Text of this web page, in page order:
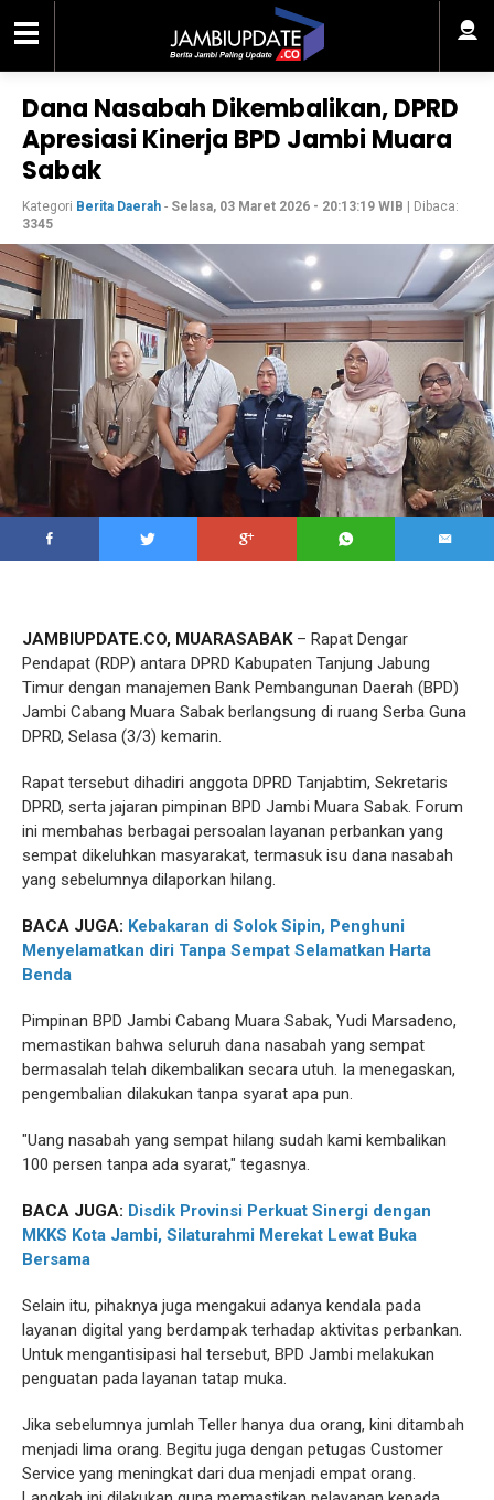
Dana Nasabah Dikembalikan, DPRD
Apresiasi Kinerja BPD Jambi Muara
Sabak
Kategori Berita Daerah - Selasa, 03 Maret 2026 - 20:13:19 WIB | Dibaca:
3345
JAMBIUPDATE.CO, MUARASABAK– Rapat Dengar
Pendapat (RDP) antara DPRD Kabupaten Tanjung Jabung
Timur dengan manajemen Bank Pembangunan Daerah (BPD)
Jambi Cabang Muara Sabak berlangsung di ruang Serba Guna
DPRD, Selasa (3/3) kemarin.
Rapat tersebut dihadiri anggota DPRD Tanjabtim, Sekretaris
DPRD, serta jajaran pimpinan BPD Jambi Muara Sabak. Forum
ini membahas berbagai persoalan layanan perbankan yang
sempat dikeluhkan masyarakat, termasuk isu dana nasabah
yang sebelumnya dilaporkan hilang.
BACA JUGA: Kebakaran di Solok Sipin, Penghuni
Menyelamatkan diri Tanpa Sempat Selamatkan Harta
Benda
Pimpinan BPD Jambi Cabang Muara Sabak, Yudi Marsadeno,
memastikan bahwa seluruh dana nasabah yang sempat
bermasalah telah dikembalikan secara utuh. Ia menegaskan,
pengembalian dilakukan tanpa syarat apa pun.
"Uang nasabah yang sempat hilang sudah kami kembalikan
100 persen tanpa ada syarat," tegasnya.
BACA JUGA: Disdik Provinsi Perkuat Sinergi dengan
MKKS Kota Jambi, Silaturahmi Merekat Lewat Buka
Bersama
Selain itu, pihaknya juga mengakui adanya kendala pada
layanan digital yang berdampak terhadap aktivitas perbankan.
Untuk mengantisipasi hal tersebut, BPD Jambi melakukan
penguatan pada layanan tatap muka.
Jika sebelumnya jumlah Teller hanya dua orang, kini ditambah
menjadi lima orang. Begitu juga dengan petugas Customer
Service yang meningkat dari dua menjadi empat orang.